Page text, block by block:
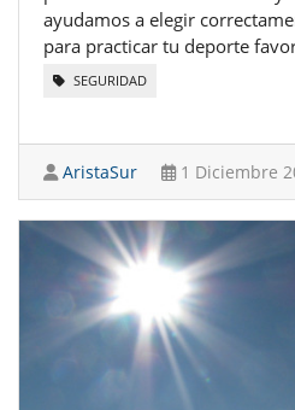
ayudamos a elegir
para practicar tu deporte
SEGURIDAD
AristaSur 1 Diciembre